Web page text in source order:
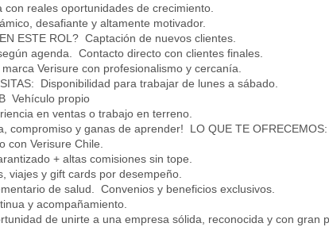
con reales oportunidades de crecimiento.
desafiante y altamente motivador.
ESTE ROL? Captación de nuevos clientes.
agenda. Contacto directo con clientes finales.
Verisure con profesionalismo y cercanía.
Disponibilidad para trabajar de lunes a sábado.
Vehículo propio
en ventas o trabajo en terreno.
compromiso y ganas de aprender! LO QUE TE OFRECEMOS:
con Verisure Chile.
+ altas comisiones sin tope.
viajes y gift cards por desempeño.
de salud. Convenios y beneficios exclusivos.
y acompañamiento.
de unirte a una empresa sólida, reconocida y con gran